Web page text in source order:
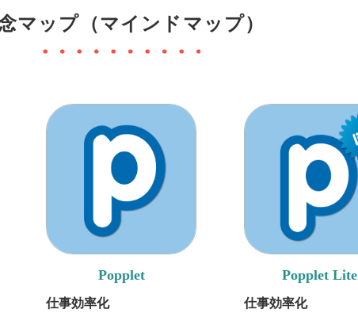
マップ（マインドマップ）
Popplet
仕事効率化
Popplet Lite
仕事効率化